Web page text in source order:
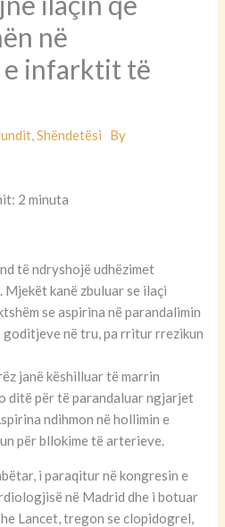
në
e infarktit të
,Shëndetësi By
2 minuta
të ndryshojë udhëzimet
Mjekët kanë zbuluar se ilaçi
se aspirina në parandalimin
goditjeve në tru, pa rritur rrezikun
janë këshilluar të marrin
ditë për të parandaluar ngjarjet
ndihmon në hollimin e
për bllokime të arterieve.
i paraqitur në kongresin e
në Madrid dhe i botuar
Lancet, tregon se clopidogrel,